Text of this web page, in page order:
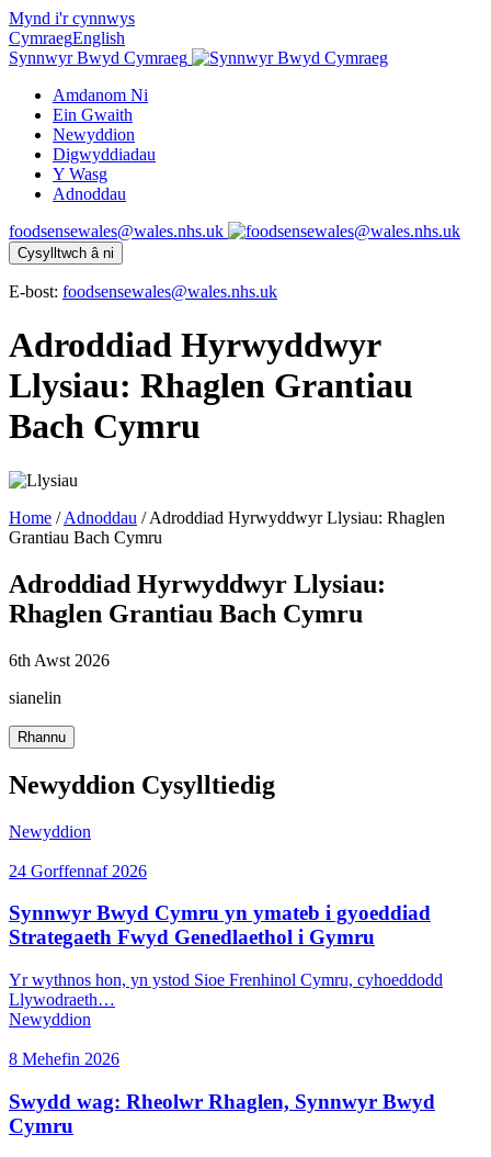
Mynd i'r cynnwys
CymraegEnglish
Synnwyr Bwyd Cymraeg
Amdanom Ni
Ein Gwaith
Newyddion
Digwyddiadau
Y Wasg
Adnoddau
foodsensewales@wales.nhs.uk
Cysylltwch â ni
E-bost: foodsensewales@wales.nhs.uk
Adroddiad Hyrwyddwyr
Llysiau: Rhaglen Grantiau
Bach Cymru
Home /Adnoddau /Adroddiad Hyrwyddwyr Llysiau: Rhaglen
Grantiau Bach Cymru
Adroddiad Hyrwyddwyr Llysiau:
Rhaglen Grantiau Bach Cymru
6th Awst 2026
sianelin
Rhannu
Newyddion Cysylltiedig
Newyddion
24 Gorffennaf 2026
Synnwyr Bwyd Cymru yn ymateb i gyoeddiad
Strategaeth Fwyd Genedlaethol i Gymru
Yr wythnos hon, yn ystod Sioe Frenhinol Cymru, cyhoeddodd
Llywodraeth…
Newyddion
8 Mehefin 2026
Swydd wag: Rheolwr Rhaglen, Synnwyr Bwyd
Cymru